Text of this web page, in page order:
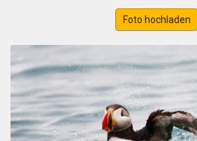
Foto hochladen